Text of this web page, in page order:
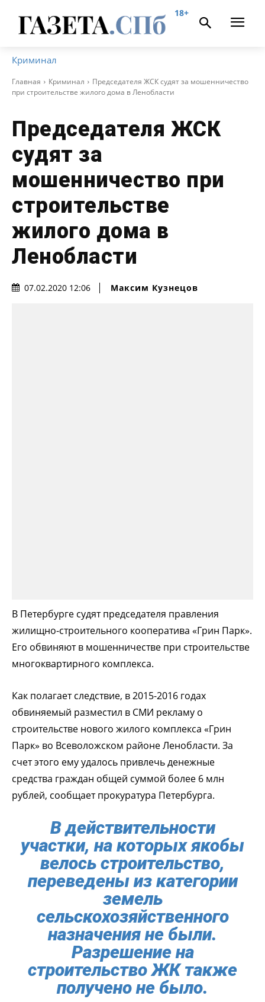
18+
Криминал
Главная Криминал
Председателя ЖСК судят за мошенничество
при строительстве жилого дома в Ленобласти
Председателя ЖСК
судят за
мошенничество при
строительстве
жилого дома в
Ленобласти
07.02.2020 12:06 Максим Кузнецов
В Петербурге судят председателя правления
жилищно-строительного кооператива «Грин Парк».
Его обвиняют в мошенничестве при строительстве
многоквартирного комплекса.
Как полагает следствие, в 2015-2016 годах
обвиняемый разместил в СМИ рекламу о
строительстве нового жилого комплекса «Грин
Парк» во Всеволожском районе Ленобласти. За
счет этого ему удалось привлечь денежные
средства граждан общей суммой более 6 млн
рублей, сообщает прокуратура Петербурга.
В действительности
участки, на которых якобы
велось строительство,
переведены из категории
земель
сельскохозяйственного
назначения не были.
Разрешение на
строительство ЖК также
получено не было.